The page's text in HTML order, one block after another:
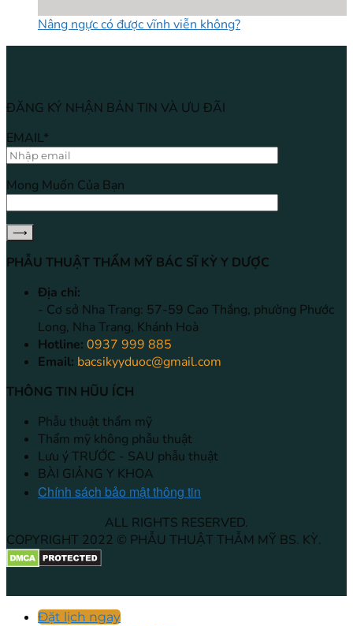
Nâng ngực có được vĩnh viễn không?
ĐĂNG KÝ NHẬN BẢN TIN VÀ ƯU ĐÃI
EMAIL*
Mong Muốn Của Bạn
PHẪU THUẬT THẨM MỸ BÁC SĨ KỲ Y DƯỢC
Địa chỉ:
- Cơ sở Nha Trang: 57-59 Cao Thắng, phường Phước
Long, Nha Trang, Khánh Hoà
Hotline: 0937 999 885
Email: bacsikyyduoc@gmail.com
THÔNG TIN HŨU ÍCH
Phẫu thuật thẩm mỹ
Thẩm mỹ không phẫu thuật
Lưu ý TRƯỚC - SAU phẫu thuật
BÀI GIẢNG Y KHOA
Chính sách bảo mật thông tin
ALL RIGHTS RESERVED.
COPYRIGHT 2022 © PHẪU THUẬT THẪM MỸ BS. KỲ.
Đặt lịch ngay